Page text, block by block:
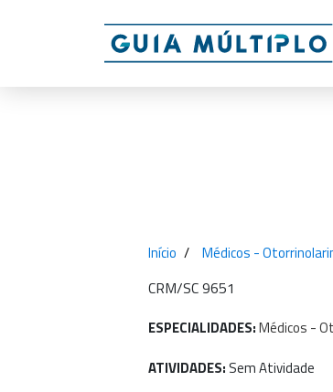
Início Médicos -
CRM/SC 9651
ESPECIALIDADES:Médicos -
ATIVIDADES: Sem Atividade